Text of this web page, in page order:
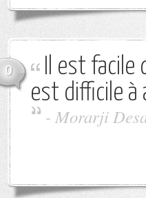
0
Il est
est difficile à
- Morarji